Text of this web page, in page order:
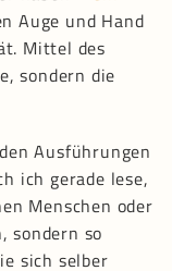
Auge und Hand
Mittel des
sondern die
Ausführungen
ich gerade lese,
Menschen oder
sondern so
sich selber